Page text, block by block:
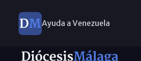
Ayuda a Venezuela